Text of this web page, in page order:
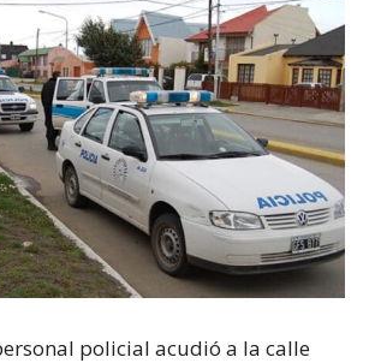
policial acudió a la calle